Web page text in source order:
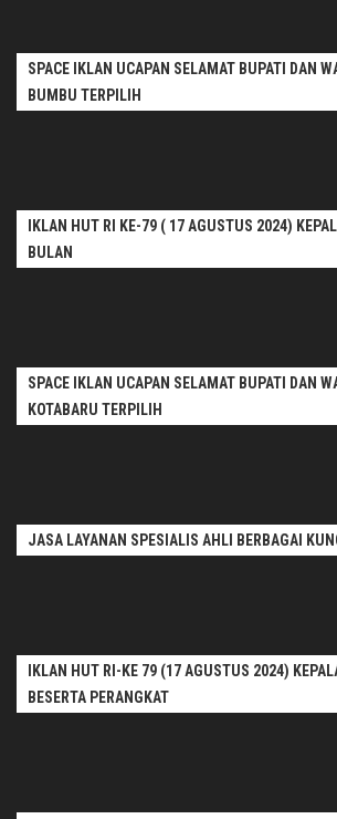
SPACE IKLAN UCAPAN SELAMAT BUPATI DAN
BUMBU TERPILIH
IKLAN HUT RI KE-79 ( 17 AGUSTUS 2024)
BULAN
SPACE IKLAN UCAPAN SELAMAT BUPATI DAN
KOTABARU TERPILIH
JASA LAYANAN SPESIALIS AHLI BERBAGAI
IKLAN HUT RI-KE 79 (17 AGUSTUS 2024)
BESERTA PERANGKAT